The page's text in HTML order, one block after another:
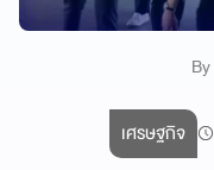
By
เศรษฐกิจ